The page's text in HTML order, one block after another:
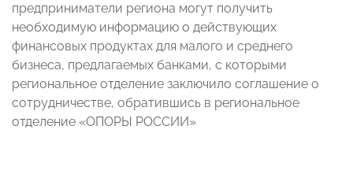
предприниматели региона могут получить
необходимую информацию о действующих
финансовых продуктах для малого и среднего
бизнеса, предлагаемых банками, с которыми
региональное отделение заключило соглашение о
сотрудничестве, обратившись в региональное
отделение «ОПОРЫ РОССИИ»